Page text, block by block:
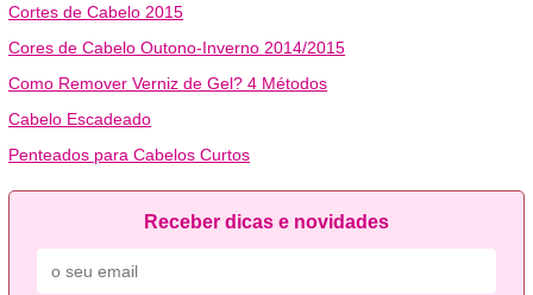
Cortes de Cabelo 2015
Cores de Cabelo Outono-Inverno 2014/2015
Como Remover Verniz de Gel? 4 Métodos
Cabelo Escadeado
Penteados para Cabelos Curtos
Receber dicas e novidades